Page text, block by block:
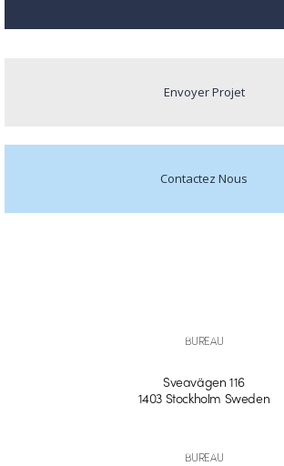
Envoyer Projet
Contactez Nous
BUREAU
Sveavägen 116
1403 Stockholm Sweden
BUREAU